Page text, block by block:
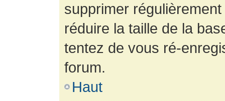
supprimer
réduire la taille de la
tentez de vous ré-
forum.
Haut